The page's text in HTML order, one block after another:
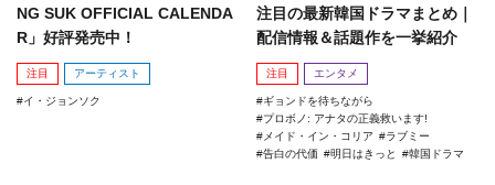
NG SUK OFFICIAL CALENDA
R」好評発売中！
注目 アーティスト
イ・ジョンソク
注目の最新韓国ドラマまとめ｜
配信情報＆話題作を一挙紹介
注目 エンタメ
ギョンドを待ちながら
プロボノ: アナタの正義救います!
メイド・イン・コリア
ラブミー
告白の代価
明日はきっと 韓国ドラマ